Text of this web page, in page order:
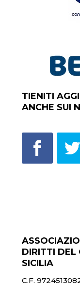
TIENITI
ANCHE SUI
DIRITTI DEL
SICILIA
C.F.